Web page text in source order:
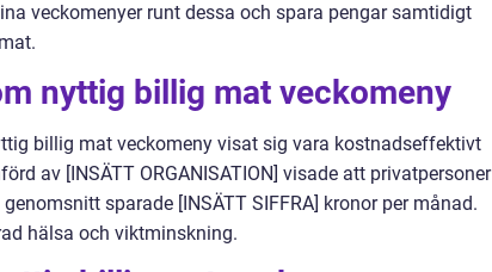
veckomenyer runt dessa och spara pengar samtidigt
nyttig billig mat veckomeny
billig mat veckomeny visat sig vara kostnadseffektivt
av [INSÄTT ORGANISATION] visade att privatpersoner
sparade [INSÄTT SIFFRA] kronor per månad.
hälsa och viktminskning.